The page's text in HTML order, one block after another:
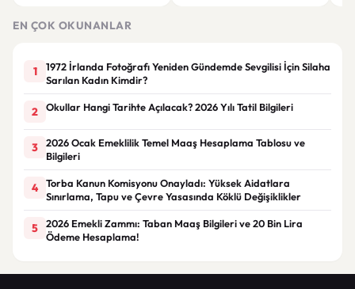
EN ÇOK OKUNANLAR
1
1972 İrlanda Fotoğrafı Yeniden Gündemde Sevgilisi İçin Silaha
Sarılan Kadın Kimdir?
2 Okullar Hangi Tarihte Açılacak? 2026 Yılı Tatil Bilgileri
3
2026 Ocak Emeklilik Temel Maaş Hesaplama Tablosu ve
Bilgileri
4
Torba Kanun Komisyonu Onayladı: Yüksek Aidatlara
Sınırlama, Tapu ve Çevre Yasasında Köklü Değişiklikler
5
2026 Emekli Zammı: Taban Maaş Bilgileri ve 20 Bin Lira
Ödeme Hesaplama!